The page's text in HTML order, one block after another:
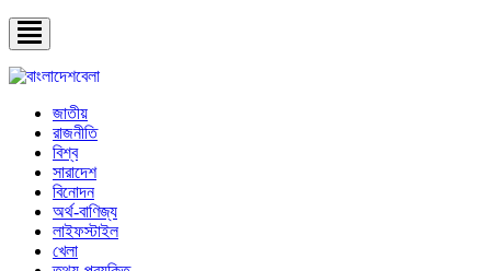
জাতীয়
রাজনীতি
বিশ্ব
সারাদেশ
বিনোদন
অর্থ-বাণিজ্য
লাইফস্টাইল
খেলা